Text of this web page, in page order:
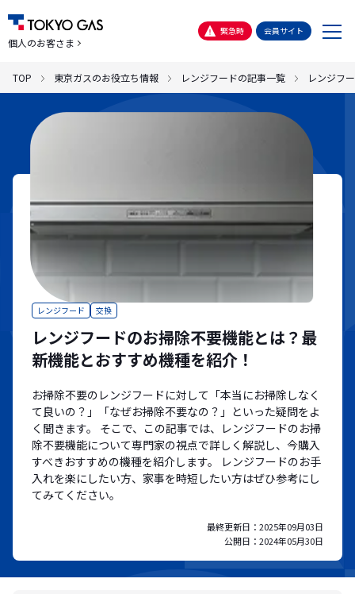
個人のお客さま
緊急時 会員サイト
メ
ー
TOP 東京ガスのお役立ち情報 レンジフードの記事一覧 レンジフ
レンジフード 交換
レンジフードのお掃除不要機能とは？最
新機能とおすすめ機種を紹介！
お掃除不要のレンジフードに対して「本当にお掃除しなく
て良いの？」「なぜお掃除不要なの？」といった疑問をよ
く聞きます。 そこで、この記事では、レンジフードのお掃
除不要機能について専門家の視点で詳しく解説し、今購入
すべきおすすめの機種を紹介します。 レンジフードのお手
入れを楽にしたい方、家事を時短したい方はぜひ参考にし
てみてください。
最終更新日： 2025年09月03日
公開日： 2024年05月30日